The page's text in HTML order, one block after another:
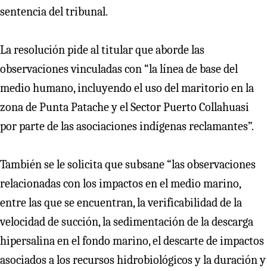
sentencia del tribunal.
La resolución pide al titular que aborde las
observaciones vinculadas con “la línea de base del
medio humano, incluyendo el uso del maritorio en la
zona de Punta Patache y el Sector Puerto Collahuasi
por parte de las asociaciones indígenas reclamantes”.
También se le solicita que subsane “las observaciones
relacionadas con los impactos en el medio marino,
entre las que se encuentran, la verificabilidad de la
velocidad de succión, la sedimentación de la descarga
hipersalina en el fondo marino, el descarte de impactos
asociados a los recursos hidrobiológicos y la duración y